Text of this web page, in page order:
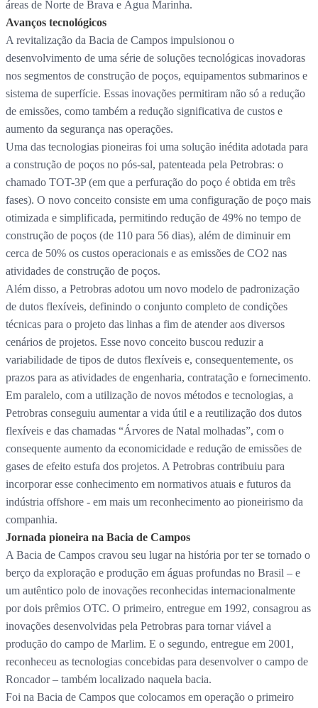
áreas de Norte de Brava e Água Marinha.
Avanços tecnológicos
A revitalização da Bacia de Campos impulsionou o
desenvolvimento de uma série de soluções tecnológicas inovadoras
nos segmentos de construção de poços, equipamentos submarinos e
sistema de superfície. Essas inovações permitiram não só a redução
de emissões, como também a redução significativa de custos e
aumento da segurança nas operações.
Uma das tecnologias pioneiras foi uma solução inédita adotada para
a construção de poços no pós-sal, patenteada pela Petrobras: o
chamado TOT-3P (em que a perfuração do poço é obtida em três
fases). O novo conceito consiste em uma configuração de poço mais
otimizada e simplificada, permitindo redução de 49% no tempo de
construção de poços (de 110 para 56 dias), além de diminuir em
cerca de 50% os custos operacionais e as emissões de CO2 nas
atividades de construção de poços.
Além disso, a Petrobras adotou um novo modelo de padronização
de dutos flexíveis, definindo o conjunto completo de condições
técnicas para o projeto das linhas a fim de atender aos diversos
cenários de projetos. Esse novo conceito buscou reduzir a
variabilidade de tipos de dutos flexíveis e, consequentemente, os
prazos para as atividades de engenharia, contratação e fornecimento.
Em paralelo, com a utilização de novos métodos e tecnologias, a
Petrobras conseguiu aumentar a vida útil e a reutilização dos dutos
flexíveis e das chamadas “Árvores de Natal molhadas”, com o
consequente aumento da economicidade e redução de emissões de
gases de efeito estufa dos projetos. A Petrobras contribuiu para
incorporar esse conhecimento em normativos atuais e futuros da
indústria offshore - em mais um reconhecimento ao pioneirismo da
companhia.
Jornada pioneira na Bacia de Campos
A Bacia de Campos cravou seu lugar na história por ter se tornado o
berço da exploração e produção em águas profundas no Brasil – e
um autêntico polo de inovações reconhecidas internacionalmente
por dois prêmios OTC. O primeiro, entregue em 1992, consagrou as
inovações desenvolvidas pela Petrobras para tornar viável a
produção do campo de Marlim. E o segundo, entregue em 2001,
reconheceu as tecnologias concebidas para desenvolver o campo de
Roncador – também localizado naquela bacia.
Foi na Bacia de Campos que colocamos em operação o primeiro